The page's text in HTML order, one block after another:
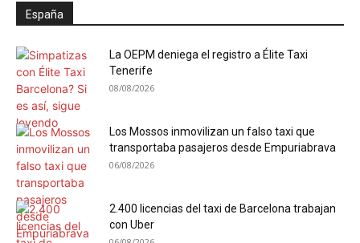
España
La OEPM deniega el registro a Élite Taxi
Tenerife
08/08/2026
Los Mossos inmovilizan un falso taxi que
transportaba pasajeros desde Empuriabrava
06/08/2026
2.400 licencias del taxi de Barcelona trabajan
con Uber